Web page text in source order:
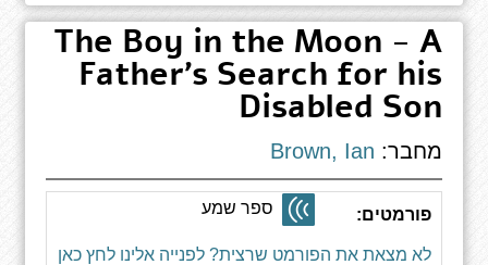
The Boy in the Moon - A
Father's Search for his
Disabled Son
מחבר: Brown, Ian
פורמטים: ספר שמע
לא מצאת את הפורמט שרצית? לפנייה אלינו לחץ כאן